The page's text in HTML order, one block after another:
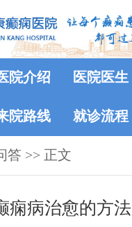
院介绍 医院医生
院路线 就诊流程
答 >> 正文
痫病治愈的方法